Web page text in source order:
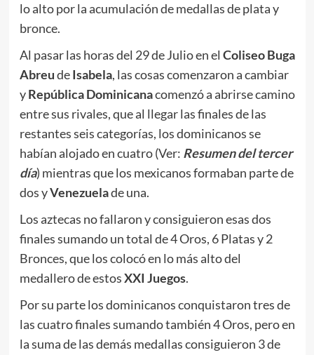
lo alto por la acumulación de medallas de plata y
bronce.
Al pasar las horas del 29 de Julio en el Coliseo Buga
AbreudeIsabela, las cosas comenzaron a cambiar
yRepública Dominicanacomenzó a abrirse camino
entre sus rivales, que al llegar las finales de las
restantes seis categorías, los dominicanos se
habían alojado en cuatro (Ver: Resumen del tercer
día) mientras que los mexicanos formaban parte de
dos yVenezuelade una.
Los aztecas no fallaron y consiguieron esas dos
finales sumando un total de 4 Oros, 6 Platas y 2
Bronces, que los colocó en lo más alto del
medallero de estosXXI Juegos.
Por su parte los dominicanos conquistaron tres de
las cuatro finales sumando también 4 Oros, pero en
la suma de las demás medallas consiguieron 3 de